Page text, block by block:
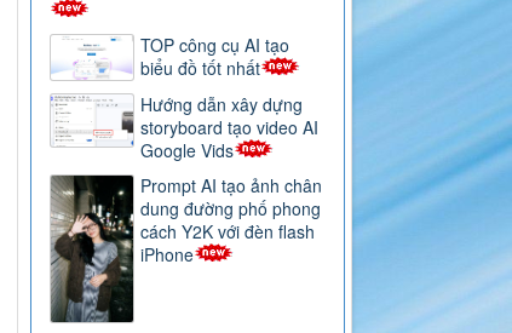
tri thức & ngữ cảnh
kiến thức doanh nghiệp
trên toàn bộ ứng dụng
TOP công cụ AI tạo
biểu đồ tốt nhất
Hướng dẫn xây dựng
storyboard tạo video AI
Google Vids
Prompt AI tạo ảnh chân
dung đường phố phong
cách Y2K với đèn flash
iPhone